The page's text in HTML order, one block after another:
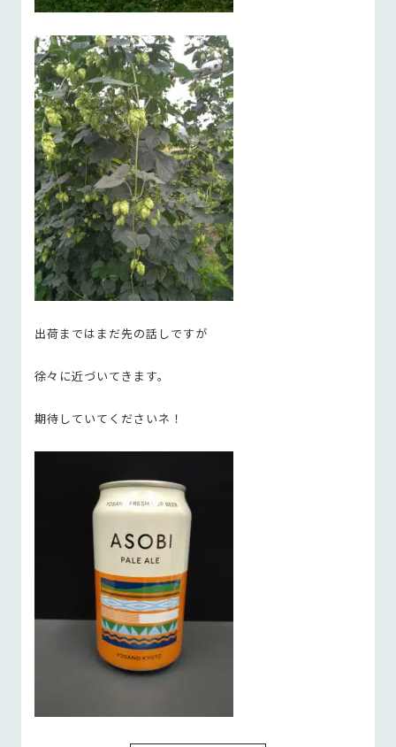
出荷まではまだ先の話しですが
徐々に近づいてきます。
期待していてくださいネ！